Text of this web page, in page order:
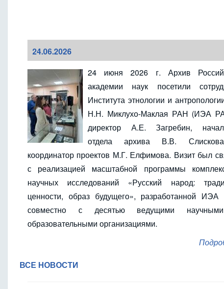
24.06.2026
24 июня 2026 г. Архив
академии наук посетили
Института этнологии и
Н.Н. Миклухо-Маклая РАН (ИЭА
директор А.Е. Загребин,
отдела архива В.В.
координатор проектов М.Г. Елфимова. Визит был
с реализацией масштабной программы
научных исследований «Русский народ:
ценности, образ будущего», разработанной
совместно с десятью ведущими
образовательными организациями.
ВСЕ НОВОСТИ